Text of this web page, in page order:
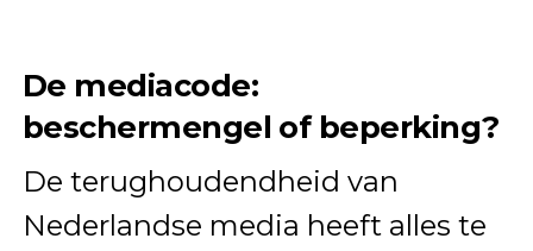
De mediacode:
beschermengel of beperking?
De terughoudendheid van
Nederlandse media heeft alles te